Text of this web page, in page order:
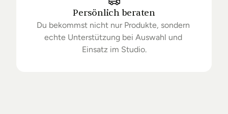
Persönlich beraten
Du bekommst nicht nur Produkte, sondern
echte Unterstützung bei Auswahl und
Einsatz im Studio.